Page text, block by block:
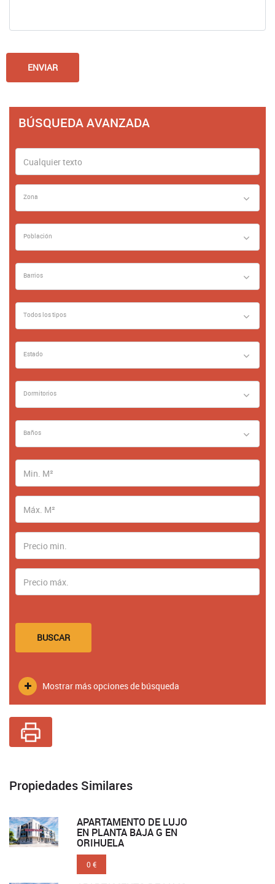
BÚSQUEDA AVANZADA
Zona
Población
Barrios
Todos los tipos
Estado
Dormitorios
Baños
BUSCAR
Mostrar más opciones de búsqueda
Propiedades Similares
APARTAMENTO DE LUJO
EN PLANTA BAJA G EN
ORIHUELA
0 €